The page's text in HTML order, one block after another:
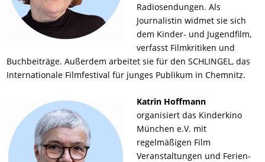
Radiosendungen. Als
Journalistin widmet sie sich
dem Kinder- und Jugendfilm,
verfasst Filmkritiken und
Buchbeiträge. Außerdem arbeitet sie für den SCHLINGEL, das
Internationale Filmfestival für junges Publikum in Chemnitz.
Katrin Hoffmann
organisiert das Kinderkino
München e.V. mit
regelmäßigen Film
Veranstaltungen und Ferien-